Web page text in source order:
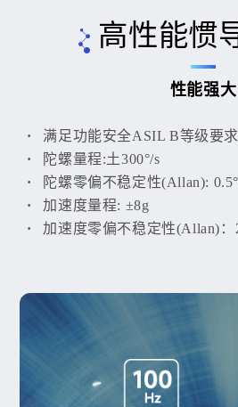
高性能惯
性能强大
满足功能安全ASIL B等级要求
陀螺量程:土300°/s
陀螺零偏不稳定性(Allan):
加速度量程: ±8g
加速度零偏不稳定性(Allan)：